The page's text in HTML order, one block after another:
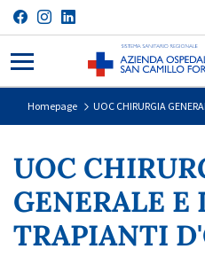
UOCHomepage UOC CHIRURGIA
UOC
GENERALE E
TRAPIANTI